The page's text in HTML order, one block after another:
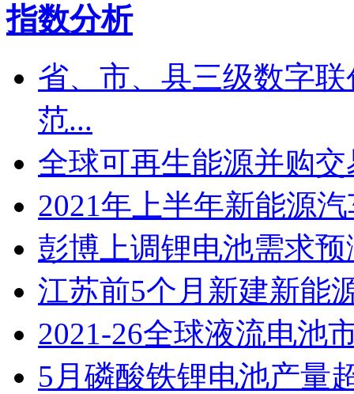
指数分析
省、市、县三级数字
范...
全球可再生能源并购
2021年上半年新能源
彭博上调锂电池需求预
江苏​前5个月新建新能
2021-26全球液流电池
5月磷酸铁锂电池产量